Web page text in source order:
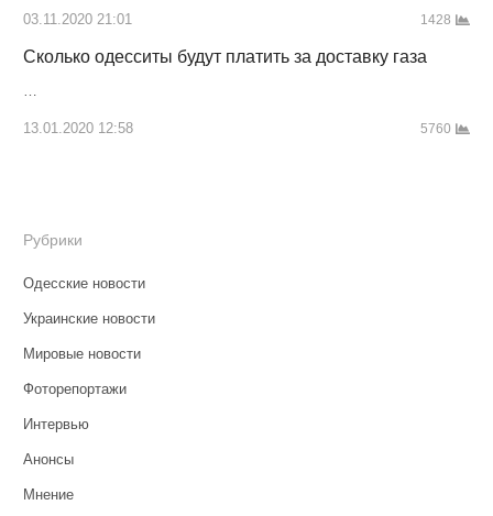
03.11.2020 21:01 1428
Сколько одесситы будут платить за доставку газа
…
13.01.2020 12:58 5760
Рубрики
Одесские новости
Украинские новости
Мировые новости
Фоторепортажи
Интервью
Анонсы
Мнение